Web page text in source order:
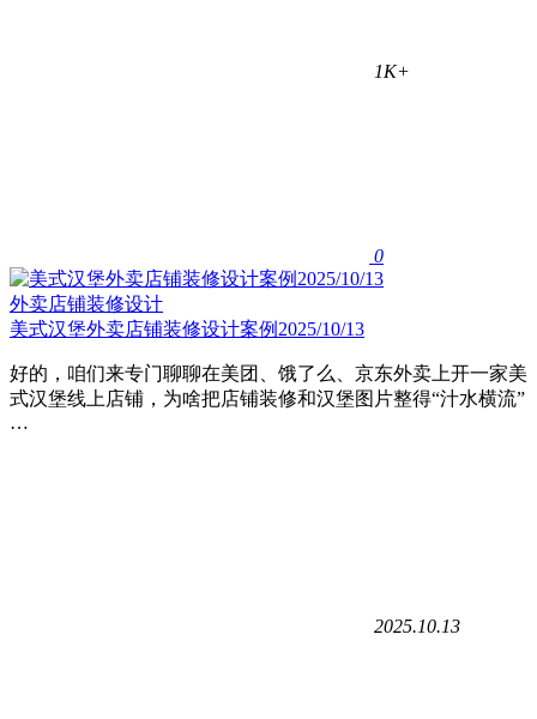
1K+
0
外卖店铺装修设计
美式汉堡外卖店铺装修设计案例2025/10/13
好的，咱们来专门聊聊在美团、饿了么、京东外卖上开一家美
式汉堡线上店铺，为啥把店铺装修和汉堡图片整得“汁水横流”
…
2025.10.13